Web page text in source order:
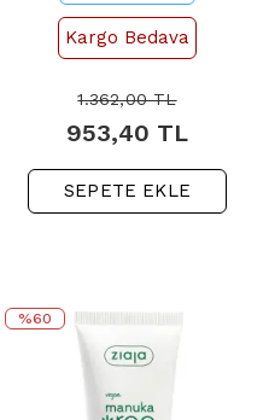
Kargo Bedava
1.362,00TL
953,40 TL
SEPETE EKLE
%60